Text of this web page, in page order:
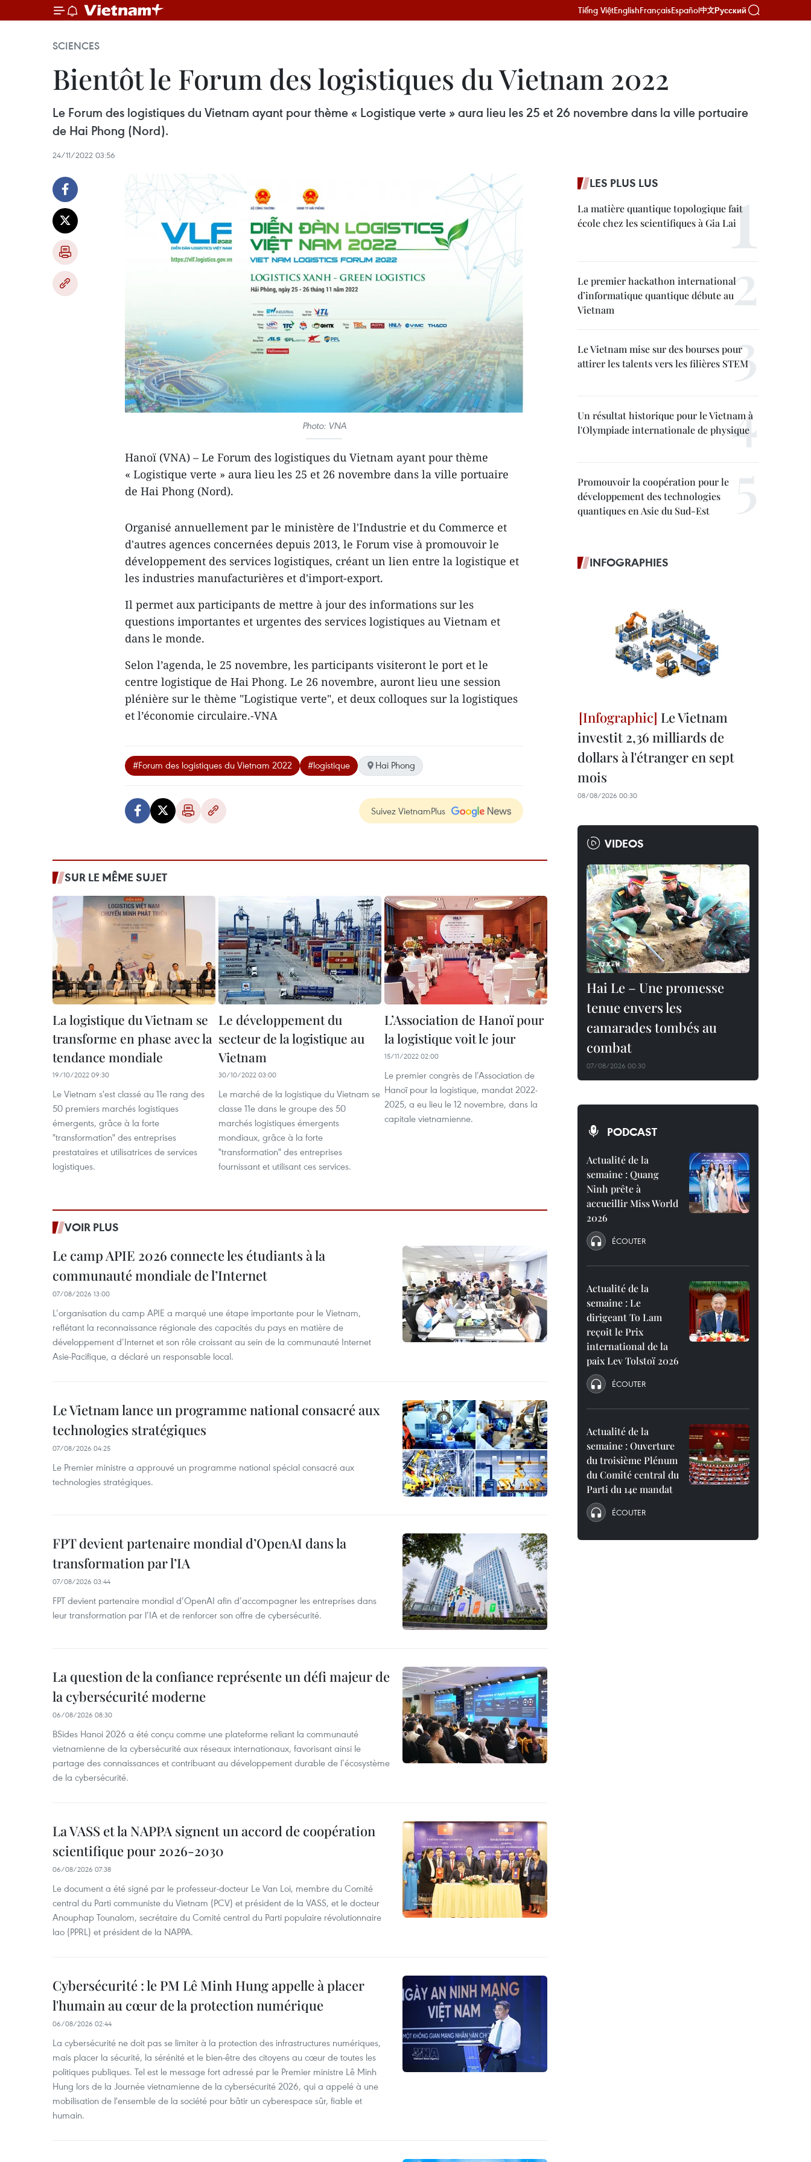
Tiếng ViệtEnglishFrançaisEspañol中文Русский
SCIENCES
Bientôt le Forum des logistiques du Vietnam 2022
Le Forum des logistiques du Vietnam ayant pour thème « Logistique verte » aura lieu les 25 et 26 novembre dans la ville portuaire
de Hai Phong (Nord).
24/11/2022 03:56
Photo: VNA
Hanoï (VNA) – Le Forum des logistiques du Vietnam ayant pour thème
« Logistique verte » aura lieu les 25 et 26 novembre dans la ville portuaire
de Hai Phong (Nord).
Organisé annuellement par le ministère de l'Industrie et du Commerce et
d'autres agences concernées depuis 2013, le Forum vise à promouvoir le
développement des services logistiques, créant un lien entre la logistique et
les industries manufacturières et d'import-export.
Il permet aux participants de mettre à jour des informations sur les
questions importantes et urgentes des services logistiques au Vietnam et
dans le monde.
Selon l’agenda, le 25 novembre, les participants visiteront le port et le
centre logistique de Hai Phong. Le 26 novembre, auront lieu une session
plénière sur le thème "Logistique verte", et deux colloques sur la logistiques
et l’économie circulaire.-VNA
#Forum des logistiques du Vietnam 2022 #logistique Hai Phong
Suivez VietnamPlus
SUR LE MÊME SUJET
La logistique du Vietnam se
transforme en phase avec la
tendance mondiale
19/10/2022 09:30
Le Vietnam s'est classé au 11e rang des
50 premiers marchés logistiques
émergents, grâce à la forte
"transformation" des entreprises
prestataires et utilisatrices de services
logistiques.
Le développement du
secteur de la logistique au
Vietnam
30/10/2022 03:00
Le marché de la logistique du Vietnam se
classe 11e dans le groupe des 50
marchés logistiques émergents
mondiaux, grâce à la forte
"transformation" des entreprises
fournissant et utilisant ces services.
L’Association de Hanoï pour
la logistique voit le jour
15/11/2022 02:00
Le premier congrès de l’Association de
Hanoï pour la logistique, mandat 2022-
2025, a eu lieu le 12 novembre, dans la
capitale vietnamienne.
VOIR PLUS
Le camp APIE 2026 connecte les étudiants à la
communauté mondiale de l’Internet
07/08/2026 13:00
L’organisation du camp APIE a marqué une étape importante pour le Vietnam,
reflétant la reconnaissance régionale des capacités du pays en matière de
développement d’Internet et son rôle croissant au sein de la communauté Internet
Asie-Pacifique, a déclaré un responsable local.
Le Vietnam lance un programme national consacré aux
technologies stratégiques
07/08/2026 04:25
Le Premier ministre a approuvé un programme national spécial consacré aux
technologies stratégiques.
FPT devient partenaire mondial d’OpenAI dans la
transformation par l’IA
07/08/2026 03:44
FPT devient partenaire mondial d’OpenAI afin d’accompagner les entreprises dans
leur transformation par l’IA et de renforcer son offre de cybersécurité.
La question de la confiance représente un défi majeur de
la cybersécurité moderne
06/08/2026 08:30
BSides Hanoi 2026 a été conçu comme une plateforme reliant la communauté
vietnamienne de la cybersécurité aux réseaux internationaux, favorisant ainsi le
partage des connaissances et contribuant au développement durable de l’écosystème
de la cybersécurité.
La VASS et la NAPPA signent un accord de coopération
scientifique pour 2026-2030
06/08/2026 07:38
Le document a été signé par le professeur-docteur Le Van Loi, membre du Comité
central du Parti communiste du Vietnam (PCV) et président de la VASS, et le docteur
Anouphap Tounalom, secrétaire du Comité central du Parti populaire révolutionnaire
lao (PPRL) et président de la NAPPA.
Cybersécurité : le PM Lê Minh Hung appelle à placer
l'humain au cœur de la protection numérique
06/08/2026 02:44
La cybersécurité ne doit pas se limiter à la protection des infrastructures numériques,
mais placer la sécurité, la sérénité et le bien-être des citoyens au cœur de toutes les
politiques publiques. Tel est le message fort adressé par le Premier ministre Lê Minh
Hung lors de la Journée vietnamienne de la cybersécurité 2026, qui a appelé à une
mobilisation de l'ensemble de la société pour bâtir un cyberespace sûr, fiable et
humain.
LES PLUS LUS
La matière quantique topologique fait
école chez les scientifiques à Gia Lai
Le premier hackathon international
d’informatique quantique débute au
Vietnam
Le Vietnam mise sur des bourses pour
attirer les talents vers les filières STEM
Un résultat historique pour le Vietnam à
l'Olympiade internationale de physique
Promouvoir la coopération pour le
développement des technologies
quantiques en Asie du Sud-Est
INFOGRAPHIES
Le Vietnam
investit 2,36 milliards de
dollars à l'étranger en sept
mois
08/08/2026 00:30
VIDEOS
Hai Le – Une promesse
tenue envers les
camarades tombés au
combat
07/08/2026 00:30
PODCAST
Actualité de la
semaine : Quang
Ninh prête à
accueillir Miss World
2026
ÉCOUTER
Actualité de la
semaine : Le
dirigeant To Lam
reçoit le Prix
international de la
paix Lev Tolstoï 2026
ÉCOUTER
Actualité de la
semaine : Ouverture
du troisième Plénum
du Comité central du
Parti du 14e mandat
ÉCOUTER